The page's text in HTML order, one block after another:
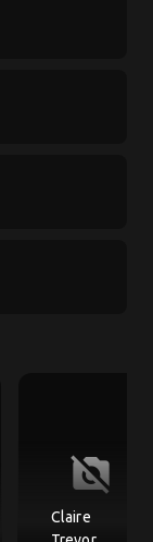
no_photography
Claire